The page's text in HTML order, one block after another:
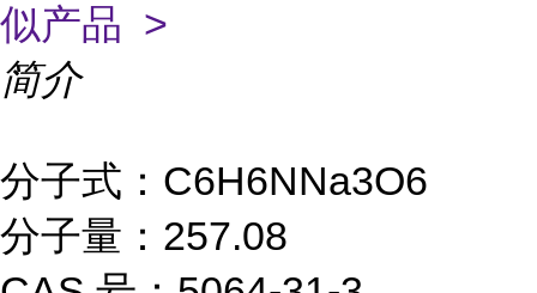
似产品 >
简介
分子式：C6H6NNa3O6
分子量：257.08